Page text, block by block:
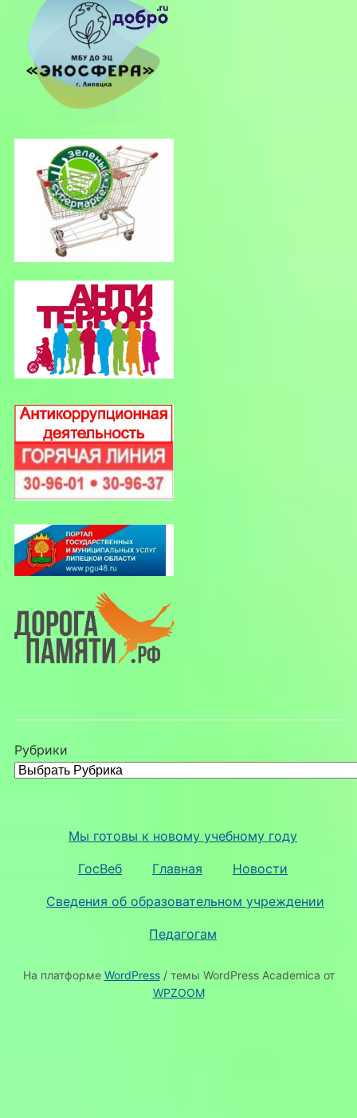
Рубрики
Мы готовы к новому учебному году
ГосВеб Главная Новости
Сведения об образовательном учреждении
Педагогам
На платформе WordPress/ темы WordPress Academica от
WPZOOM